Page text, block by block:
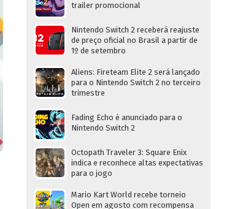
trailer promocional
Nintendo Switch 2 receberá reajuste
de preço oficial no Brasil a partir de
1º de setembro
Aliens: Fireteam Elite 2 será lançado
para o Nintendo Switch 2 no terceiro
trimestre
Fading Echo é anunciado para o
Nintendo Switch 2
Octopath Traveler 3: Square Enix
indica e reconhece altas expectativas
para o jogo
Mario Kart World recebe torneio
Open em agosto com recompensa